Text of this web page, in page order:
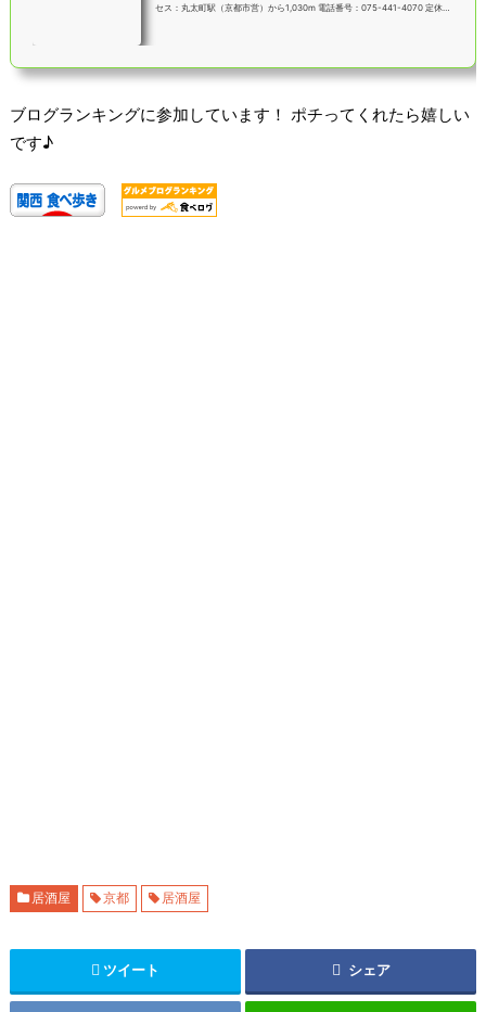
セス：丸太町駅（京都市営）から1,030m 電話番号：075-441-4070 定休
います。その一角に店を構える鶏肉店「堀川鳥岩」さん。昼間は鶏肉を店頭
4月、週2回から週4回...
ブログランキングに参加しています！ ポチってくれたら嬉しい
です♪
居酒屋 京都 居酒屋
ツイート シェア